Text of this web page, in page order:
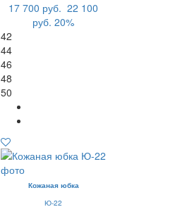
17 700 руб. 22 100
руб. 20%
42
44
46
48
50
Кожаная юбка
Ю-22